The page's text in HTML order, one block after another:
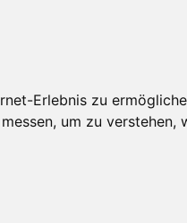
Erlebnis zu
um zu verstehen,